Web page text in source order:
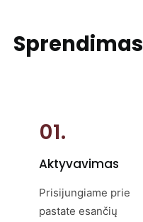
Sprendimas
01.
Aktyvavimas
Prisijungiame prie
pastate esančių